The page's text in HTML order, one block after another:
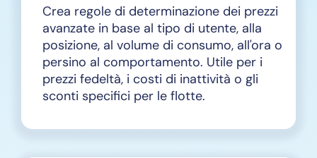
Crea regole di determinazione dei prezzi
avanzate in base al tipo di utente, alla
posizione, al volume di consumo, all'ora o
persino al comportamento. Utile per i
prezzi fedeltà, i costi di inattività o gli
sconti specifici per le flotte.